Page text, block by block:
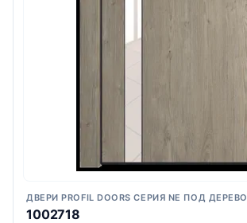
ДВЕРИ PROFIL DOORS СЕРИЯ NE ПОД ДЕРЕВО
1002718